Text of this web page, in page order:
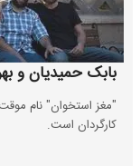
بابک حمیدیان و
"مغز استخوان" نام
کارگردان است.